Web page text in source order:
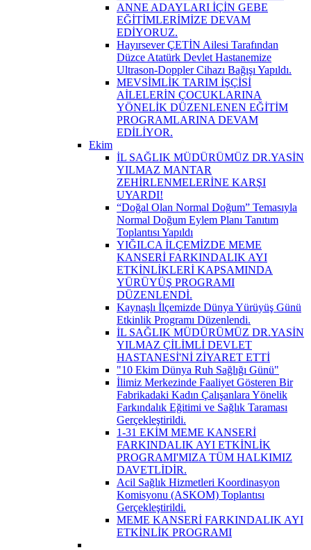
ANNE ADAYLARI İÇİN GEBE
EĞİTİMLERİMİZE DEVAM
EDİYORUZ.
Hayırsever ÇETİN Ailesi Tarafından
Düzce Atatürk Devlet Hastanemize
Ultrason-Doppler Cihazı Bağışı Yapıldı.
MEVSİMLİK TARIM İŞÇİSİ
AİLELERİN ÇOCUKLARINA
YÖNELİK DÜZENLENEN EĞİTİM
PROGRAMLARINA DEVAM
EDİLİYOR.
Ekim
İL SAĞLIK MÜDÜRÜMÜZ DR.YASİN
YILMAZ MANTAR
ZEHİRLENMELERİNE KARŞI
UYARDI!
“Doğal Olan Normal Doğum” Temasıyla
Normal Doğum Eylem Planı Tanıtım
Toplantısı Yapıldı
YIĞILCA İLÇEMİZDE MEME
KANSERİ FARKINDALIK AYI
ETKİNLİKLERİ KAPSAMINDA
YÜRÜYÜŞ PROGRAMI
DÜZENLENDİ.
Kaynaşlı İlçemizde Dünya Yürüyüş Günü
Etkinlik Programı Düzenlendi.
İL SAĞLIK MÜDÜRÜMÜZ DR.YASİN
YILMAZ ÇİLİMLİ DEVLET
HASTANESİ'Nİ ZİYARET ETTİ
"10 Ekim Dünya Ruh Sağlığı Günü"
İlimiz Merkezinde Faaliyet Gösteren Bir
Fabrikadaki Kadın Çalışanlara Yönelik
Farkındalık Eğitimi ve Sağlık Taraması
Gerçekleştirildi.
1-31 EKİM MEME KANSERİ
FARKINDALIK AYI ETKİNLİK
PROGRAMI'MIZA TÜM HALKIMIZ
DAVETLİDİR.
Acil Sağlık Hizmetleri Koordinasyon
Komisyonu (ASKOM) Toplantısı
Gerçekleştirildi.
MEME KANSERİ FARKINDALIK AYI
ETKİNLİK PROGRAMI